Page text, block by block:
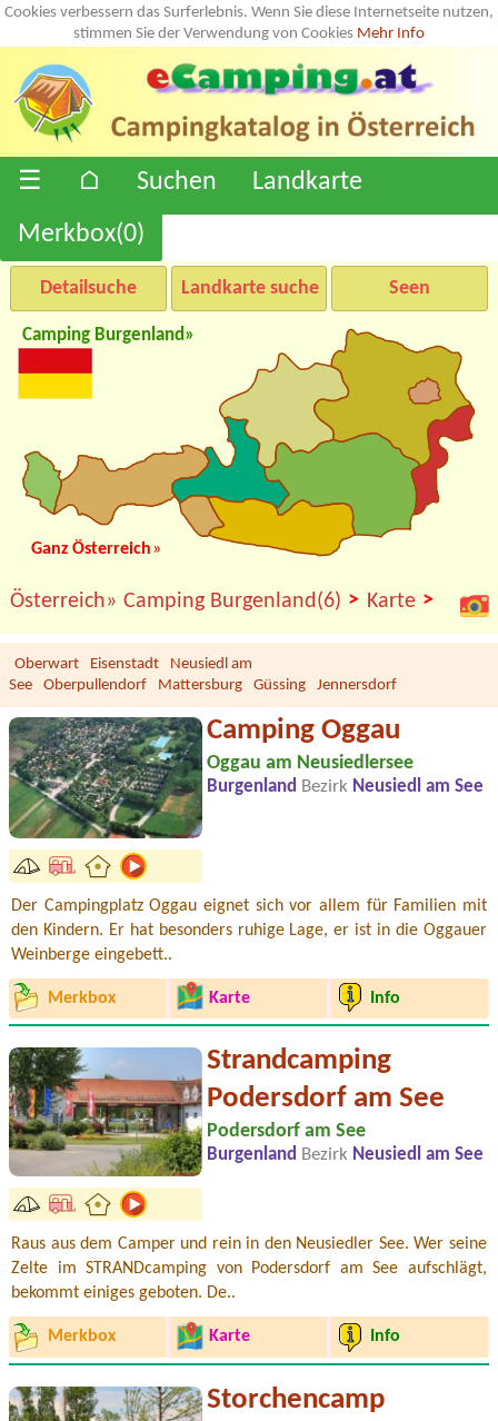
Cookies verbessern das Surferlebnis. Wenn Sie diese Internetseite nutzen,
stimmen Sie der Verwendung von Cookies Mehr Info
☰ ⌂ Suchen
Landkarte
Merkbox(0)
Detailsuche Landkarte suche Seen
Camping Burgenland»
Ganz Österreich»
Österreich» Camping Burgenland(6) > Karte >
Oberwart Eisenstadt
Neusiedl am
See
Oberpullendorf Mattersburg Güssing Jennersdorf
Camping Oggau
Oggau am Neusiedlersee
Burgenland Bezirk Neusiedl am See
Der Campingplatz Oggau eignet sich vor allem für Familien mit
den Kindern. Er hat besonders ruhige Lage, er ist in die Oggauer
Weinberge eingebett..
Merkbox Karte Info
Strandcamping
Podersdorf am See
Podersdorf am See
Burgenland Bezirk Neusiedl am See
Raus aus dem Camper und rein in den Neusiedler See. Wer seine
Zelte im STRANDcamping von Podersdorf am See aufschlägt,
bekommt einiges geboten. De..
Merkbox Karte Info
Storchencamp